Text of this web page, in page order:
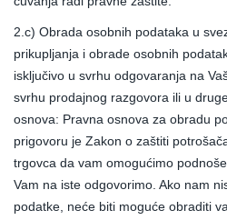
2.c) Obrada osobnih podataka u
prikupljanja i obrade osobnih
isključivo u svrhu odgovaranja na
svrhu prodajnog razgovora ili u
osnova: Pravna osnova za obradu
prigovoru je Zakon o zaštiti
trgovca da vam omogućimo
Vam na iste odgovorimo. Ako nam
podatke, neće biti moguće obraditi